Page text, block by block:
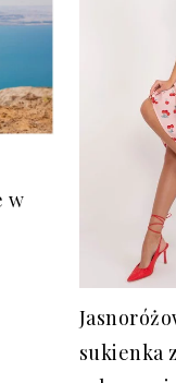
w
sukienka